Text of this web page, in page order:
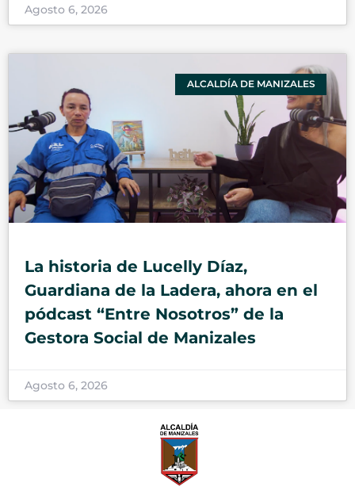
Agosto 6, 2026
ALCALDÍA DE MANIZALES
La historia de Lucelly Díaz,
Guardiana de la Ladera, ahora en el
pódcast “Entre Nosotros” de la
Gestora Social de Manizales
Agosto 6, 2026